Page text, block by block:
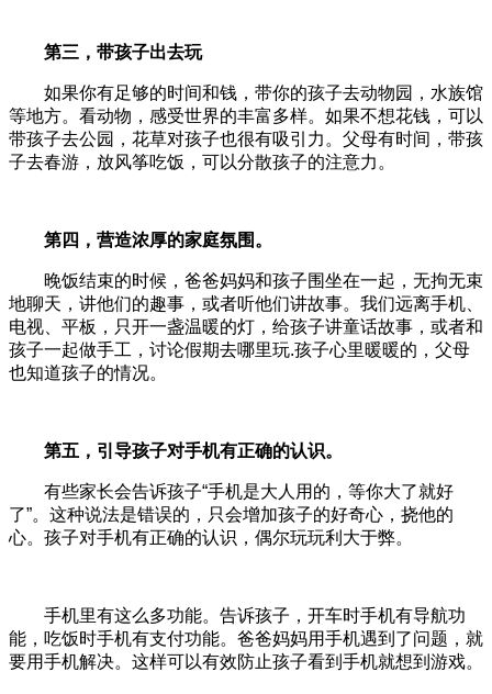
第三，带孩子出去玩
如果你有足够的时间和钱，带你的孩子去动物园，水族馆
等地方。看动物，感受世界的丰富多样。如果不想花钱，可以
带孩子去公园，花草对孩子也很有吸引力。父母有时间，带孩
子去春游，放风筝吃饭，可以分散孩子的注意力。
第四，营造浓厚的家庭氛围。
晚饭结束的时候，爸爸妈妈和孩子围坐在一起，无拘无束
地聊天，讲他们的趣事，或者听他们讲故事。我们远离手机、
电视、平板，只开一盏温暖的灯，给孩子讲童话故事，或者和
孩子一起做手工，讨论假期去哪里玩.孩子心里暖暖的，父母
也知道孩子的情况。
第五， 引导孩子对手机有正确的认识。
有些家长会告诉孩子“手机是大人用的，等你大了就好
了”。这种说法是错误的，只会增加孩子的好奇心，挠他的
心。孩子对手机有正确的认识，偶尔玩玩利大于弊。
手机里有这么多功能。告诉孩子，开车时手机有导航功
能，吃饭时手机有支付功能。爸爸妈妈用手机遇到了问题，就
要用手机解决。这样可以有效防止孩子看到手机就想到游戏。